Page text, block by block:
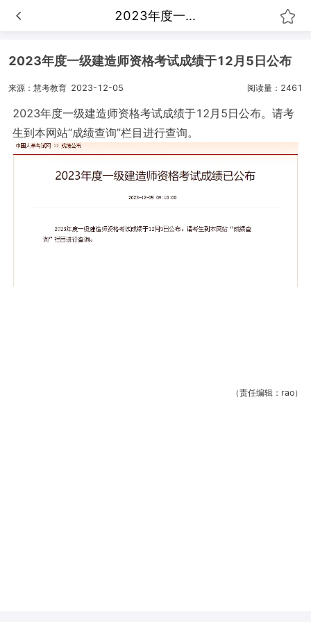
2023年度一...
2023年度一级建造师资格考试成绩于12月5日公布
来源：慧考教育 2023-12-05 阅读量：2461
2023年度一级建造师资格考试成绩于12月5日公布。请考
生到本网站“成绩查询”栏目进行查询。
（责任编辑：rao）